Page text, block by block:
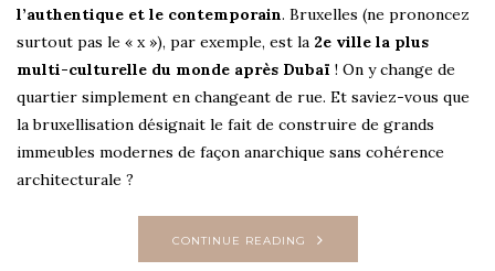
l’authentique et le contemporain. Bruxelles (ne prononcez
surtout pas le « x »), par exemple, est la 2e ville la plus
multi-culturelle du monde après Dubaï ! On y change de
quartier simplement en changeant de rue. Et saviez-vous que
la bruxellisation désignait le fait de construire de grands
immeubles modernes de façon anarchique sans cohérence
architecturale ?
CONTINUE READING